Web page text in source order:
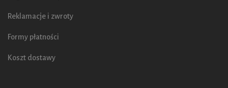
Reklamacje i zwroty
Formy płatności
Koszt dostawy